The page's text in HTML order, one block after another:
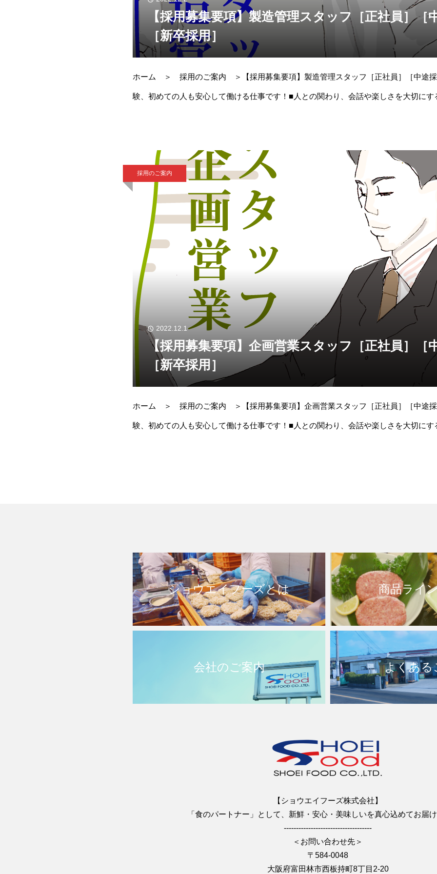
【採用募集要項】製造管理スタッフ［正社員］［
［新卒採用］
ホーム ＞ 採用のご案内 ＞【採用募集要項】製造管理スタッフ［正社員］［中途採
験、初めての人も安心して働ける仕事です！■人との関わり、会話や楽しさを大切に
採用のご案内
2022.12.1
【採用募集要項】企画営業スタッフ［正社員］［
［新卒採用］
ホーム ＞ 採用のご案内 ＞【採用募集要項】企画営業スタッフ［正社員］［中途採
験、初めての人も安心して働ける仕事です！■人との関わり、会話や楽しさを大切に
ショウエイフーズとは 商品ライ
会社のご案内 よくある
【ショウエイフーズ株式会社】
「食のパートナー」として、新鮮・安心・美味しいを真心込めてお届
------------------------------------
＜お問い合わせ先＞
〒584-0048
大阪府富田林市西板持町8丁目2-20